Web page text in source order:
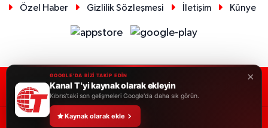
Özel Haber
Gizlilik Sözleşmesi İletişim Künye
RSS Copyright © 2026. Her hakkı saklıdır.
Haber Yazılımı:
×
GOOGLE'DA BİZİ TAKİP EDİN
Kanal T 'yi kaynak olarak ekleyin
Kıbrıs'taki son gelişmeleri Google'da daha sık görün.
Kaynak olarak ekle